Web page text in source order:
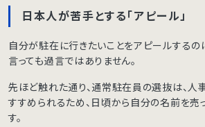
日本人が苦手とする「アピール」
自分が駐在に行きたいことをアピールするの
言っても過言ではありません。
先ほど触れた通り、通常駐在員の選抜は、人
すすめられるため、日頃から自分の名前を売
す。